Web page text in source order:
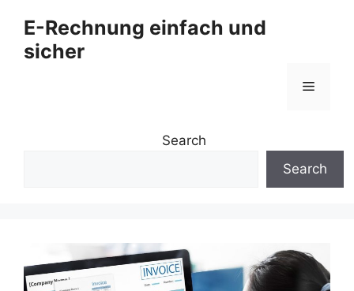
Inhalt
springen
E-Rechnung einfach und
sicher
Menü
Search
Search